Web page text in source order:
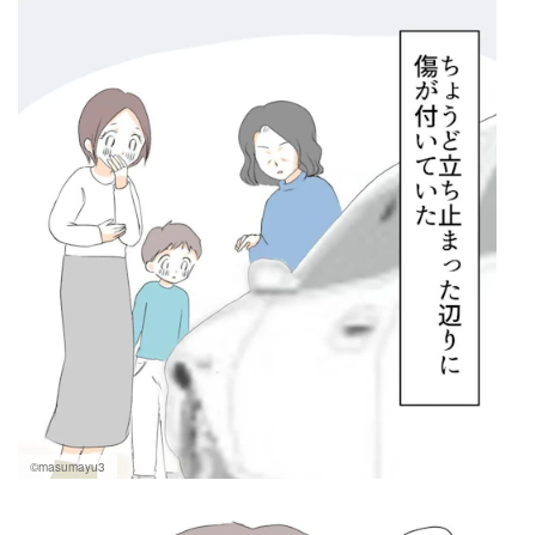
©masumayu3